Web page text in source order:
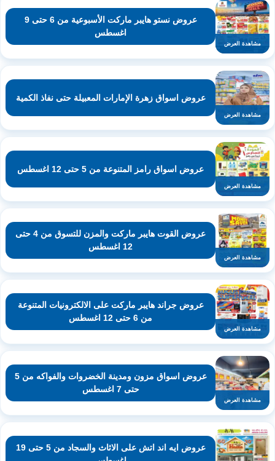
مشاهدة العرض
عروض نستو هايبر ماركت الأسبوعية من 6 حتى 9
اغسطس
مشاهدة العرض
عروض اسواق زهرة الإمارات المعبيلة حتى نفاذ الكمية
مشاهدة العرض
عروض اسواق رامز المتنوعة من 5 حتى 12 اغسطس
مشاهدة العرض
عروض القوت هايبر ماركت والمزن للتسوق من 4 حتى
12 اغسطس
مشاهدة العرض
عروض جراند هايبر ماركت على الالكترونيات المتنوعة
من 6 حتى 12 اغسطس
مشاهدة العرض
عروض اسواق مزون ومدينة الخضروات والفواكه من 5
حتى 7 اغسطس
عروض ايه اند اتش على الاثاث والسجاد من 5 حتى 19